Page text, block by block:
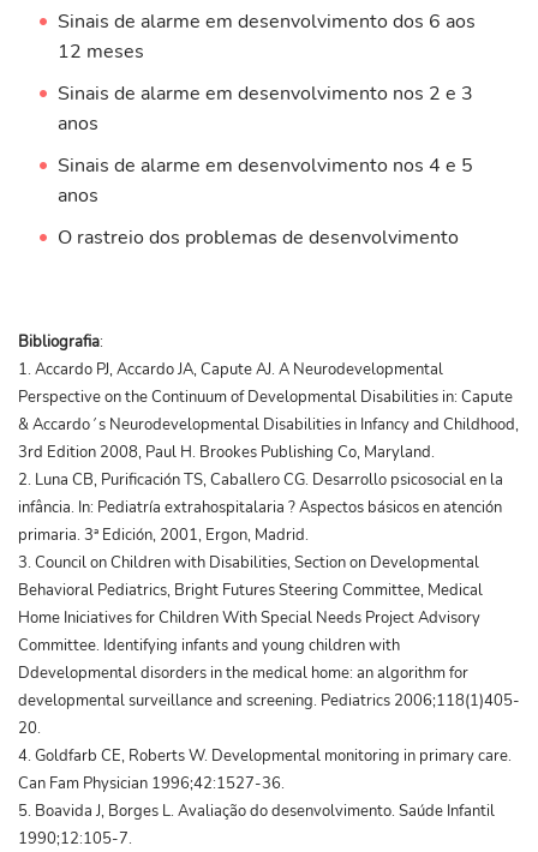
Sinais de alarme em desenvolvimento dos 6 aos
12 meses
Sinais de alarme em desenvolvimento nos 2 e 3
anos
Sinais de alarme em desenvolvimento nos 4 e 5
anos
O rastreio dos problemas de desenvolvimento
Bibliografia:
1. Accardo PJ, Accardo JA, Capute AJ. A Neurodevelopmental
Perspective on the Continuum of Developmental Disabilities in: Capute
& Accardo´s Neurodevelopmental Disabilities in Infancy and Childhood,
3rd Edition 2008, Paul H. Brookes Publishing Co, Maryland.
2. Luna CB, Purificación TS, Caballero CG. Desarrollo psicosocial en la
infância. In: Pediatría extrahospitalaria ? Aspectos básicos en atención
primaria. 3ª Edición, 2001, Ergon, Madrid.
3. Council on Children with Disabilities, Section on Developmental
Behavioral Pediatrics, Bright Futures Steering Committee, Medical
Home Iniciatives for Children With Special Needs Project Advisory
Committee. Identifying infants and young children with
Ddevelopmental disorders in the medical home: an algorithm for
developmental surveillance and screening. Pediatrics 2006;118(1)405-
20.
4. Goldfarb CE, Roberts W. Developmental monitoring in primary care.
Can Fam Physician 1996;42:1527-36.
5. Boavida J, Borges L. Avaliação do desenvolvimento. Saúde Infantil
1990;12:105-7.